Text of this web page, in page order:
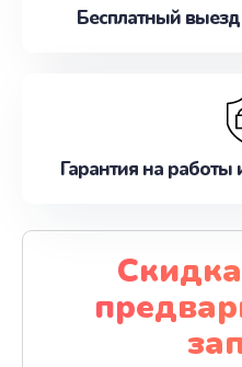
Бесплатный выезд
Гарантия на работы